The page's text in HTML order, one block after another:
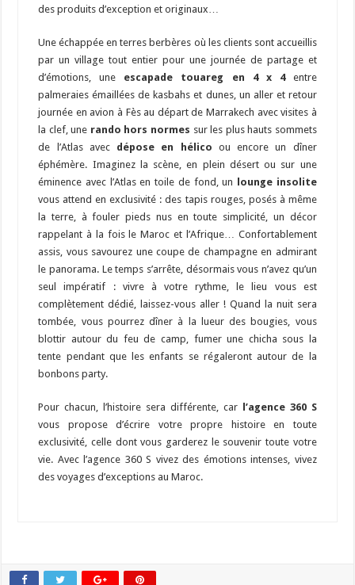
des produits d’exception et originaux…
Une échappée en terres berbères où les clients sont accueillis
par un village tout entier pour une journée de partage et
d’émotions, une escapade touareg en 4 x 4entre
palmeraies émaillées de kasbahs et dunes, un aller et retour
journée en avion à Fès au départ de Marrakech avec visites à
la clef, une rando hors normes sur les plus hauts sommets
de l’Atlas avec dépose en hélico ou encore un dîner
éphémère. Imaginez la scène, en plein désert ou sur une
éminence avec l’Atlas en toile de fond, un
lounge insolite
vous attend en exclusivité : des tapis rouges, posés à même
la terre, à fouler pieds nus en toute simplicité, un décor
rappelant à la fois le Maroc et l’Afrique… Confortablement
assis, vous savourez une coupe de champagne en admirant
le panorama. Le temps s’arrête, désormais vous n’avez qu’un
seul impératif : vivre à votre rythme, le lieu vous est
complètement dédié, laissez-vous aller ! Quand la nuit sera
tombée, vous pourrez dîner à la lueur des bougies, vous
blottir autour du feu de camp, fumer une chicha sous la
tente pendant que les enfants se régaleront autour de la
bonbons party.
Pour chacun, l’histoire sera différente, carl’agence 360 S
vous propose d’écrire votre propre histoire en toute
exclusivité, celle dont vous garderez le souvenir toute votre
vie. Avec l’agence 360 S vivez des émotions intenses, vivez
des voyages d’exceptions au Maroc.